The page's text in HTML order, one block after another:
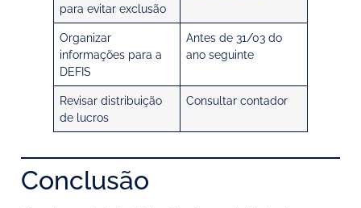
para evitar exclusão
Organizar
informações para a
DEFIS
Antes de 31/03 do
ano seguinte
Revisar distribuição
de lucros
Consultar contador
Conclusão